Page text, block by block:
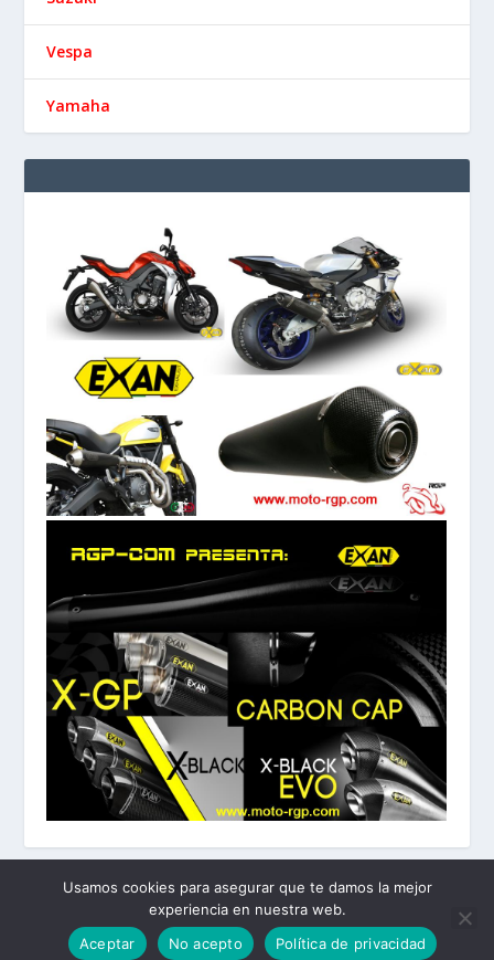
Vespa
Yamaha
Elegant Themes| Desarrollado por WordPress
Usamos cookies para asegurar que te damos la mejor
experiencia en nuestra web.
Aceptar
No acepto Política de privacidad